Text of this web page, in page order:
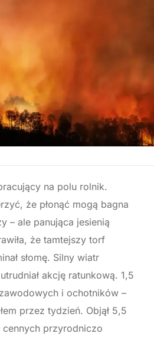
na polu rolnik.
że płonąć mogą bagna
– ale panująca jesienią
że tamtejszy torf
słomę. Silny wiatr
akcję ratunkową. 1,5
i ochotników –
przez tydzień. Objął 5,5
przyrodniczo